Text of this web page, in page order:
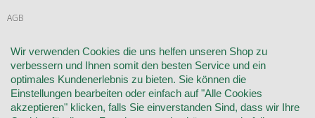
AGB
WIDERRUF
VERTRAG WIDERRUFEN
KONTAKT
Wir verwenden Cookies die uns helfen unseren Shop zu
verbessern und Ihnen somit den besten Service und ein
optimales Kundenerlebnis zu bieten. Sie können die
Einstellungen bearbeiten oder einfach auf "Alle Cookies
akzeptieren" klicken, falls Sie einverstanden Sind, dass wir Ihre